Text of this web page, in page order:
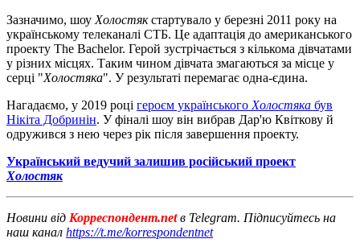
Зазначимо, шоу Холостякстартувало у березні 2011 року на
українському телеканалі СТБ. Це адаптація до американського
проекту The Bachelor. Герой зустрічається з кількома дівчатами
у різних місцях. Таким чином дівчата змагаються за місце у
серці "Холостяка". У результаті перемагає одна-єдина.
Нагадаємо, у 2019 році героєм українського Холостяка був
Нікіта Добринін. У фіналі шоу він вибрав Дар'ю Квіткову й
одружився з нею через рік після завершення проекту.
Український ведучий залишив російський проект
Холостяк
Новини від Корреспондент.netв Telegram. Підписуйтесь на
наш канал https://t.me/korrespondentnet